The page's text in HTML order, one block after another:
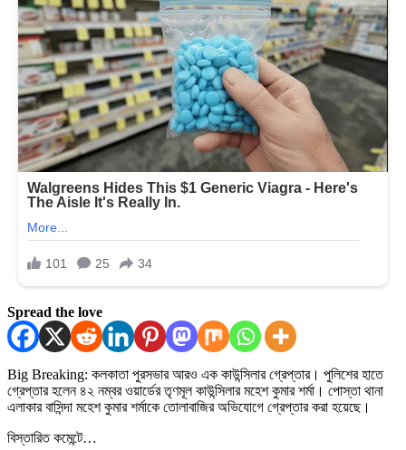
Spread the love
Big Breaking: কলকাতা পুরসভার আরও এক কাউন্সিলার গ্রেপ্তার। পুলিশের হাতে
গ্রেপ্তার হলেন ৪২ নম্বর ওয়ার্ডের তৃণমূল কাউন্সিলার মহেশ কুমার শর্মা। পোস্তা থানা
এলাকার বাসিন্দা মহেশ কুমার শর্মাকে তোলাবাজির অভিযোগে গ্রেপ্তার করা হয়েছে।
বিস্তারিত কমেন্টে…